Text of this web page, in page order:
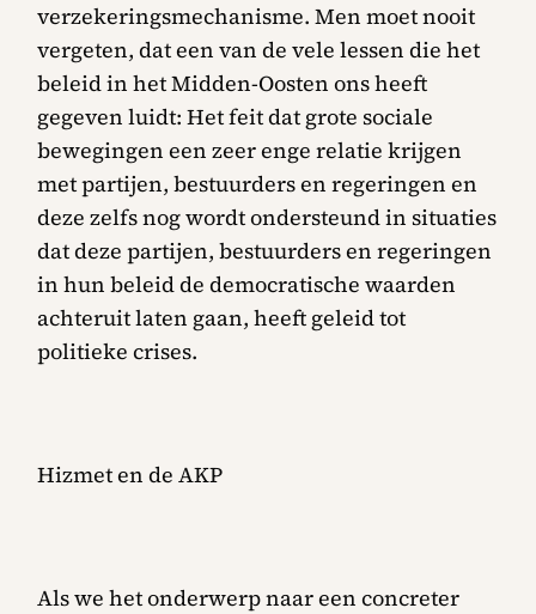
verzekeringsmechanisme. Men moet nooit
vergeten, dat een van de vele lessen die het
beleid in het Midden-Oosten ons heeft
gegeven luidt: Het feit dat grote sociale
bewegingen een zeer enge relatie krijgen
met partijen, bestuurders en regeringen en
deze zelfs nog wordt ondersteund in situaties
dat deze partijen, bestuurders en regeringen
in hun beleid de democratische waarden
achteruit laten gaan, heeft geleid tot
politieke crises.
Hizmet en de AKP
Als we het onderwerp naar een concreter